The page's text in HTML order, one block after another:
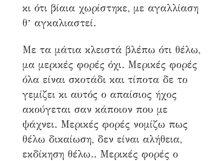
κι ότι βίαια χωρίστηκε, με αγαλλίαση
θ’ αγκαλιαστεί.
Με τα μάτια κλειστά βλέπω ότι θέλω,
μα μερικές φορές όχι. Μερικές φορές
όλα είναι σκοτάδι και τίποτα δε το
γεμίζει κι αυτός ο απαίσιος ήχος
ακούγεται σαν κάποιον που με
ψάχνει. Μερικές φορές νομίζω πως
θέλω δικαίωση, δεν είναι αλήθεια,
εκδίκηση θέλω.. Μερικές φορές ο